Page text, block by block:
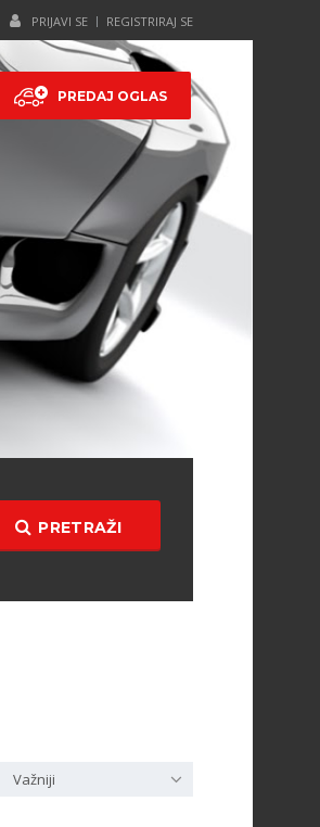
PRIJAVI SE REGISTRIRAJ SE
PREDAJ OGLAS
PRETRAŽI
Važniji